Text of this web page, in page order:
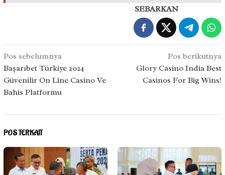
SEBARKAN
Navigasi
pos
Pos sebelumnya
Başarıbet Türkiye 2024
Güvenilir On Line Casino Ve
Bahis Platformu
Pos berikutnya
Glory Casino India Best
Casinos For Big Wins!
POS TERKAIT